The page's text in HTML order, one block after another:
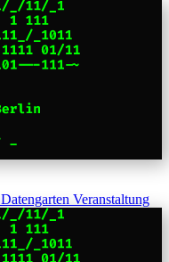
Datengarten Veranstaltung